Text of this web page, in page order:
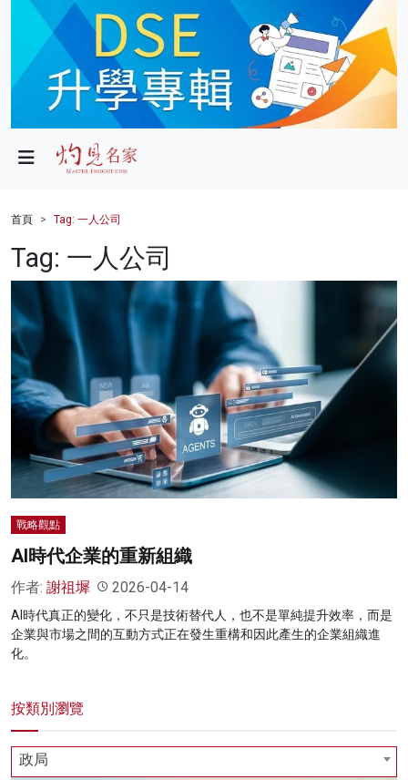
政局
財經
健康
商業
科技
影片
名家榜
灼見活動
首頁 Tag: 一人公司
Tag: 一人公司
戰略觀點
AI時代企業的重新組織
作者: 謝祖墀 2026-04-14
AI時代真正的變化，不只是技術替代人，也不是單純提升效率，而是
企業與市場之間的互動方式正在發生重構和因此產生的企業組織進
化。
按類別瀏覽
政局